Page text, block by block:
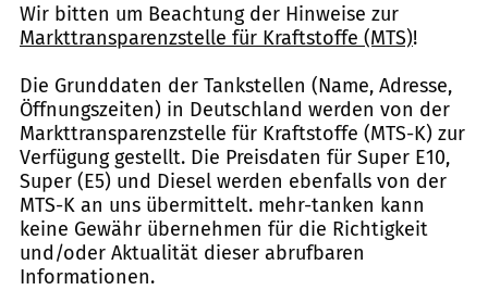
Wir bitten um Beachtung der Hinweise zur
Markttransparenzstelle für Kraftstoffe (MTS)!
Die Grunddaten der Tankstellen (Name, Adresse,
Öffnungszeiten) in Deutschland werden von der
Markttransparenzstelle für Kraftstoffe (MTS-K) zur
Verfügung gestellt. Die Preisdaten für Super E10,
Super (E5) und Diesel werden ebenfalls von der
MTS-K an uns übermittelt. mehr-tanken kann
keine Gewähr übernehmen für die Richtigkeit
und/oder Aktualität dieser abrufbaren
Informationen.